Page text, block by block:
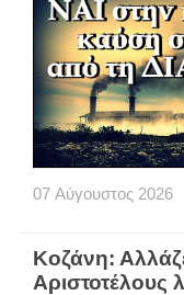
07 Αύγουστος 2026
Κοζάνη:
Αριστοτέλους